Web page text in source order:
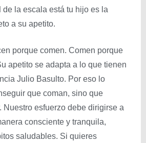
la escala está tu hijo es la
a su apetito.
porque comen. Comen porque
apetito se adapta a lo que tienen
Julio Basulto. Por eso lo
que coman, sino que
Nuestro esfuerzo debe dirigirse a
consciente y tranquila,
saludables. Si quieres